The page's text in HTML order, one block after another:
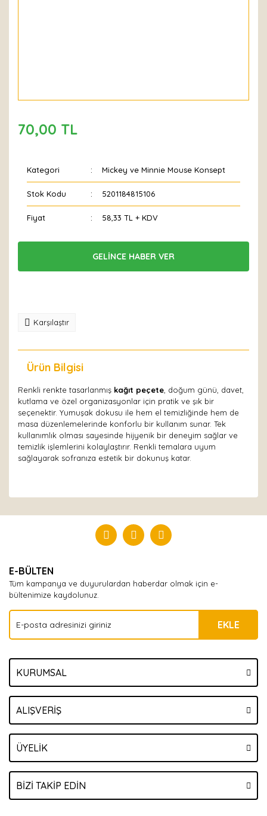
70,00 TL
Kategori Mickey ve Minnie Mouse Konsept
Stok Kodu 5201184815106
Fiyat 58,33 TL + KDV
GELİNCE HABER VER
Karşılaştır
Ürün Bilgisi
Renkli renkte tasarlanmış kağıt peçete , doğum günü, davet,
kutlama ve özel organizasyonlar için pratik ve şık bir
seçenektir. Yumuşak dokusu ile hem el temizliğinde hem de
masa düzenlemelerinde konforlu bir kullanım sunar. Tek
kullanımlık olması sayesinde hijyenik bir deneyim sağlar ve
temizlik işlemlerini kolaylaştırır. Renkli temalara uyum
sağlayarak sofranıza estetik bir dokunuş katar.
Yorum Yaz
E-BÜLTEN
Tüm kampanya ve duyurulardan haberdar olmak için e-
bültenimize kaydolunuz.
EKLE
KURUMSAL
ALIŞVERİŞ
ÜYELİK
BİZİ TAKİP EDİN